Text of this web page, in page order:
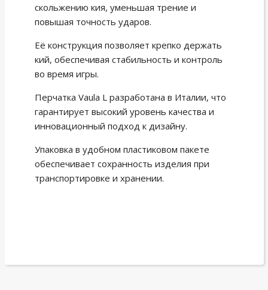
скольжению кия, уменьшая трение и
повышая точность ударов.
Её конструкция позволяет крепко держать
кий, обеспечивая стабильность и контроль
во время игры.
Перчатка Vaula L разработана в Италии, что
гарантирует высокий уровень качества и
инновационный подход к дизайну.
Упаковка в удобном пластиковом пакете
обеспечивает сохранность изделия при
транспортировке и хранении.